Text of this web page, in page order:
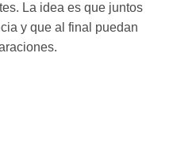
La idea es que juntos
y que al final puedan